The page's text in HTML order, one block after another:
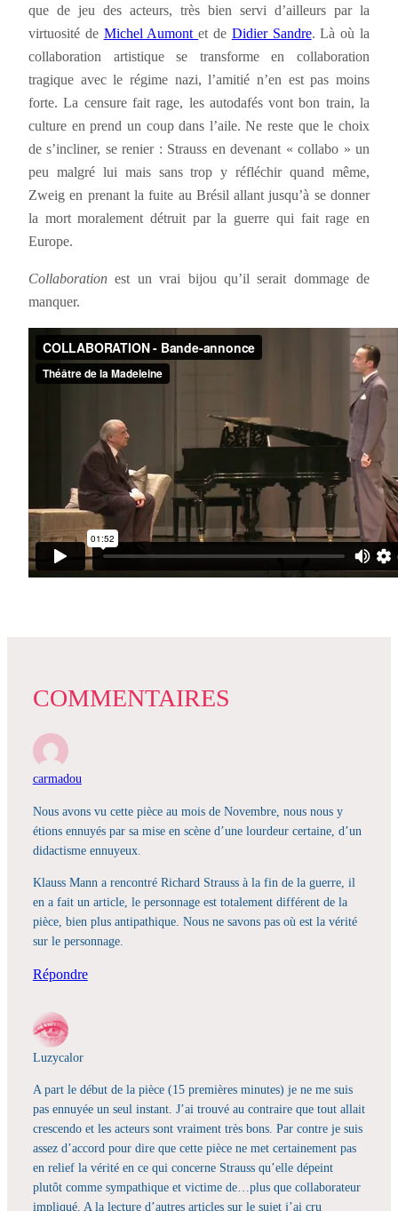
que de jeu des acteurs, très bien servi d’ailleurs par la
virtuosité de Michel Aumontet de Didier Sandre. Là où la
collaboration artistique se transforme en collaboration
tragique avec le régime nazi, l’amitié n’en est pas moins
forte. La censure fait rage, les autodafés vont bon train, la
culture en prend un coup dans l’aile. Ne reste que le choix
de s’incliner, se renier : Strauss en devenant « collabo » un
peu malgré lui mais sans trop y réfléchir quand même,
Zweig en prenant la fuite au Brésil allant jusqu’à se donner
la mort moralement détruit par la guerre qui fait rage en
Europe.
Collaboration est un vrai bijou qu’il serait dommage de
manquer.
COMMENTAIRES
carmadou
Nous avons vu cette pièce au mois de Novembre, nous nous y
étions ennuyés par sa mise en scène d’une lourdeur certaine, d’un
didactisme ennuyeux.
Klauss Mann a rencontré Richard Strauss à la fin de la guerre, il
en a fait un article, le personnage est totalement différent de la
pièce, bien plus antipathique. Nous ne savons pas où est la vérité
sur le personnage.
Répondre
Luzycalor
A part le début de la pièce (15 premières minutes) je ne me suis
pas ennuyée un seul instant. J’ai trouvé au contraire que tout allait
crescendo et les acteurs sont vraiment très bons. Par contre je suis
assez d’accord pour dire que cette pièce ne met certainement pas
en relief la vérité en ce qui concerne Strauss qu’elle dépeint
plutôt comme sympathique et victime de…plus que collaborateur
impliqué. A la lecture d’autres articles sur le sujet j’ai cru